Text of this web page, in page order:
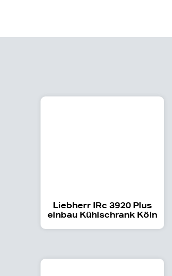
Liebherr IRc 3920 Plus
einbau Kühlschrank Köln